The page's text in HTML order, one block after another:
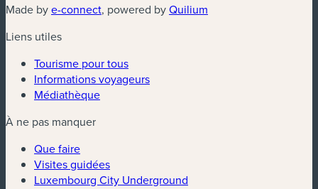
Made bye-connect(nouvelle fenêtre)
, powered byQuilium
Liens utiles
Tourisme pour tous
Informations voyageurs
Médiathèque
À ne pas manquer
Que faire
Visites guidées
Luxembourg City Underground